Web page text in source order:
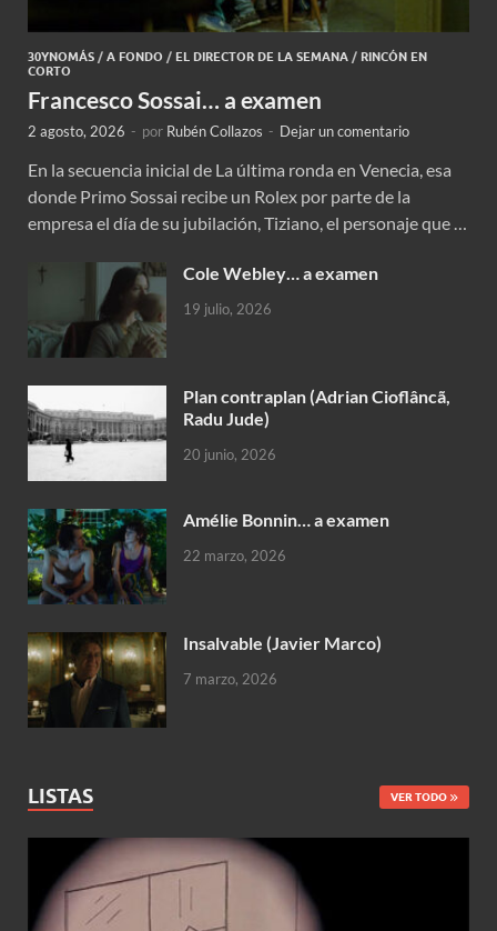
30YNOMÁS / A FONDO / EL DIRECTOR DE LA SEMANA / RINCÓN EN
CORTO
Francesco Sossai… a examen
2 agosto, 2026 - por Rubén Collazos - Dejar un comentario
En la secuencia inicial de La última ronda en Venecia, esa
donde Primo Sossai recibe un Rolex por parte de la
empresa el día de su jubilación, Tiziano, el personaje que …
Cole Webley… a examen
19 julio, 2026
Plan contraplan (Adrian Cioflâncã,
Radu Jude)
20 junio, 2026
Amélie Bonnin… a examen
22 marzo, 2026
Insalvable (Javier Marco)
7 marzo, 2026
LISTAS VER TODO